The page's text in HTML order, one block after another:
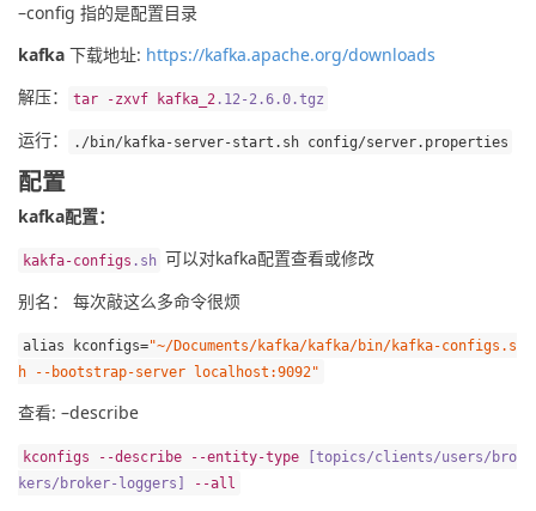
–config 指的是配置目录
kafka 下载地址: https://kafka.apache.org/downloads
解压：
tar -zxvf kafka_2 . 12 - 2 .6.0.tgz
运行： . /bin/ kafka-server-start . sh config/server. properties
配置
kafka配置：
kakfa-configs . sh 可以对kafka配置查看或修改
别名： 每次敲这么多命令很烦
alias kconfigs="~/Documents/kafka/kafka/bin/kafka-configs.s
h --bootstrap-server localhost:9092"
查看: –describe
kconfigs --describe --entity-type [topics/clients/users/ bro
kers/ broker- loggers ] --all